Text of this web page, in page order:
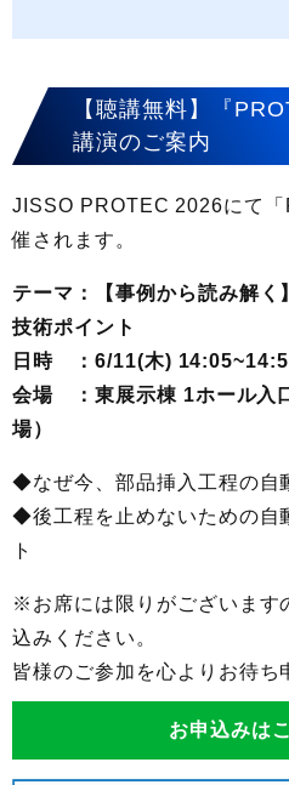
【聴講無料】『
講演のご案内
JISSO PROTEC 2026にて
催されます。
テーマ：【事例から読み解く
技術ポイント
日時 ：6/11(木)
会場 ：東展示棟 1ホール入
場）
◆なぜ今、部品挿入工程の自
◆後工程を止めないための自
ト
※お席には限りがございます
込みください。
皆様のご参加を心よりお待ち
お申込みは